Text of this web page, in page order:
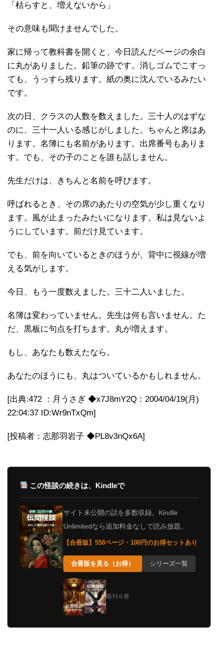
「枯らすと、増えないから」
その意味も聞けませんでした。
家に帰って教科書を開くと、今日読んだページの余白
に丸がありました。鉛筆の跡です。消しゴムでこすっ
ても、うっすら残ります。紙の奥に沈んでいるみたい
です。
次の日、クラスの人数を数えました。三十人のはずな
のに、三十一人いる感じがしました。ちゃんと席はあ
ります。名簿にも名前があります。出席番号もありま
す。でも、その子のことを誰も話しません。
先生だけは、きちんと名前を呼びます。
呼ばれるとき、その席のあたりの空気が少し重くなり
ます。風が止まったみたいになります。私は見ないよ
うにしています。前だけ見ています。
でも、前を向いているときのほうが、背中に視線が増
える気がします。
今日、もう一度数えました。三十二人いました。
名簿は変わっていません。先生は何も言いません。た
だ、黒板に句点を打ちます。丸が増えます。
もし、あなたも数えたなら。
あなたのほうにも、丸はついているかもしれません。
[出典:472 ：月うさぎ ◆x7J8mY2Q：2004/04/19(月)
22:04:37 ID:Wr9nTxQm]
[投稿者：志那羽岩子 ◆PL8v3nQx6A]
この怪談の続きは、Kindleで
サイト未公開の話を多数収録。Kindle
Unlimitedなら追加料金なしで読み放題。
【合冊版】558ページ・100円のお得セットあり
合冊版を見る（お得） シリーズ一覧
既刊６冊